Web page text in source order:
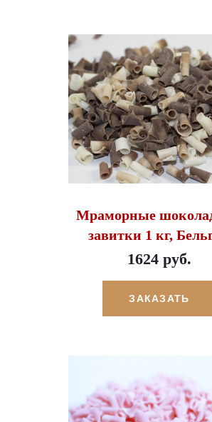
Мраморные
завитки 1 кг,
1624 руб.
ЗАКАЗАТЬ